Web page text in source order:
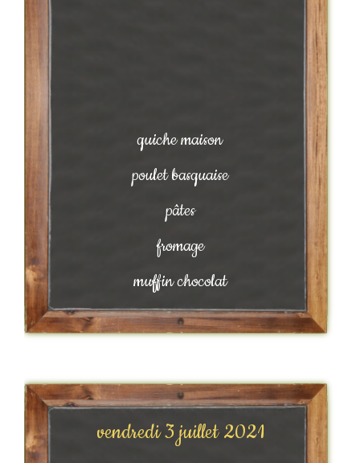
quiche maison
poulet basquaise
pâtes
fromage
muffin chocolat
vendredi 3 juillet 2021